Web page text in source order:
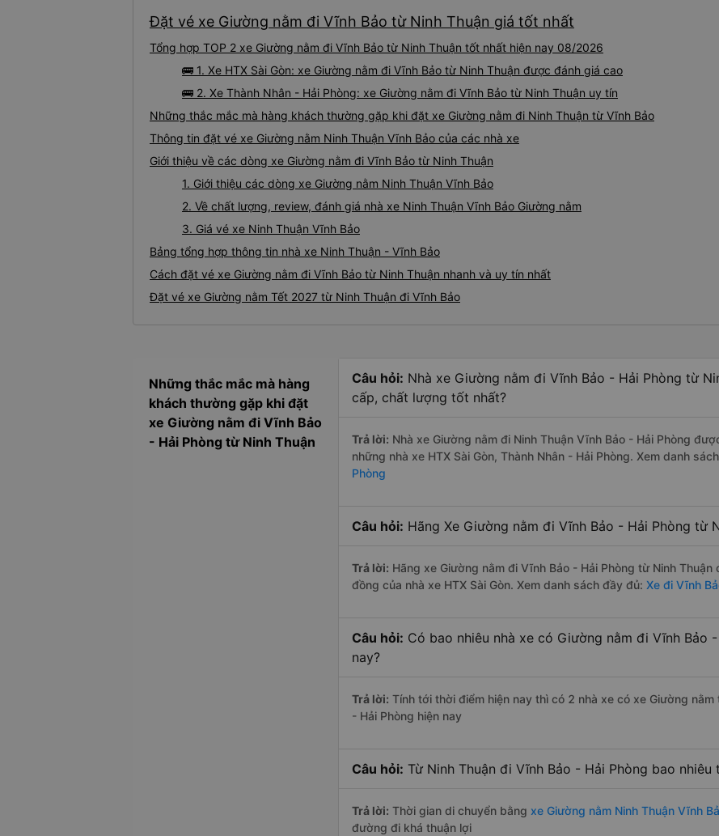
Đặt vé xe Giường nằm đi Vĩnh Bảo từ Ninh Thuận giá tốt nhất
Tổng hợp TOP 2 xe Giường nằm đi Vĩnh Bảo từ Ninh Thuận tốt nhất hiện nay 08/2026
🚌 1. Xe HTX Sài Gòn: xe Giường nằm đi Vĩnh Bảo từ Ninh Thuận được đánh giá cao
🚌 2. Xe Thành Nhân - Hải Phòng: xe Giường nằm đi Vĩnh Bảo từ Ninh Thuận uy tín
Những thắc mắc mà hàng khách thường gặp khi đặt xe Giường nằm đi Ninh Thuận từ Vĩnh Bảo
Thông tin đặt vé xe Giường nằm Ninh Thuận Vĩnh Bảo của các nhà xe
Giới thiệu về các dòng xe Giường nằm đi Vĩnh Bảo từ Ninh Thuận
1. Giới thiệu các dòng xe Giường nằm Ninh Thuận Vĩnh Bảo
2. Về chất lượng, review, đánh giá nhà xe Ninh Thuận Vĩnh Bảo Giường nằm
3. Giá vé xe Ninh Thuận Vĩnh Bảo
Bảng tổng hợp thông tin nhà xe Ninh Thuận - Vĩnh Bảo
Cách đặt vé xe Giường nằm đi Vĩnh Bảo từ Ninh Thuận nhanh và uy tín nhất
Đặt vé xe Giường nằm Tết 2027 từ Ninh Thuận đi Vĩnh Bảo
Những thắc mắc mà hàng
khách thường gặp khi đặt
xe Giường nằm đi Vĩnh Bảo
- Hải Phòng từ Ninh Thuận
Câu hỏi: Nhà xe Giường nằm đi Vĩnh Bảo - Hải Phòng từ
cấp, chất lượng tốt nhất?
Trả lời: Nhà xe Giường nằm đi Ninh Thuận Vĩnh Bảo - Hải Phòng
những nhà xe HTX Sài Gòn, Thành Nhân - Hải Phòng. Xem danh
Phòng
Câu hỏi: Hãng Xe Giường nằm đi Vĩnh Bảo - Hải Phòng từ
Trả lời: Hãng xe Giường nằm đi Vĩnh Bảo - Hải Phòng từ Ninh
đồng của nhà xe HTX Sài Gòn. Xem danh sách đầy đủ: Xe đi Vĩnh
Câu hỏi: Có bao nhiêu nhà xe có Giường nằm đi Vĩnh Bảo
nay?
Trả lời: Tính tới thời điểm hiện nay thì có 2 nhà xe có xe Giường
- Hải Phòng hiện nay
Câu hỏi: Từ Ninh Thuận đi Vĩnh Bảo - Hải Phòng bao
Trả lời: Thời gian di chuyển bằng xe Giường nằm Ninh Thuận Vĩnh
đường đi khá thuận lợi